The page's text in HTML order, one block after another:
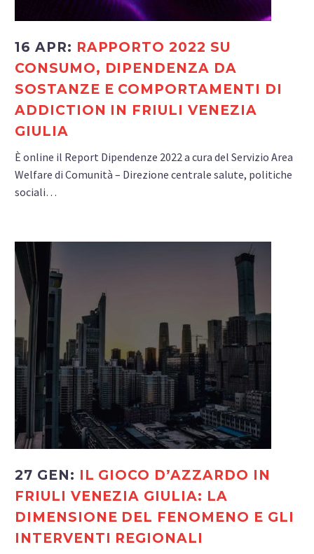
16 APR: RAPPORTO 2022 SU
CONSUMO, DIPENDENZA DA
SOSTANZE E COMPORTAMENTI DI
ADDICTION IN FRIULI VENEZIA
GIULIA
È online il Report Dipendenze 2022 a cura del Servizio Area
Welfare di Comunità – Direzione centrale salute, politiche
sociali…
27 GEN: IL GIOCO D’AZZARDO IN
FRIULI VENEZIA GIULIA: LA
DIMENSIONE DEL FENOMENO E GLI
INTERVENTI REGIONALI